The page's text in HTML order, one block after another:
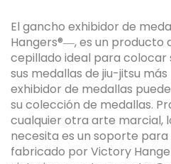
El gancho exhibidor de
Hangers®―, es un producto
cepillado ideal para colocar
sus medallas de jiu-jitsu
exhibidor de medallas
su colección de medallas.
cualquier otra arte marcial,
necesita es un soporte
fabricado por Victory